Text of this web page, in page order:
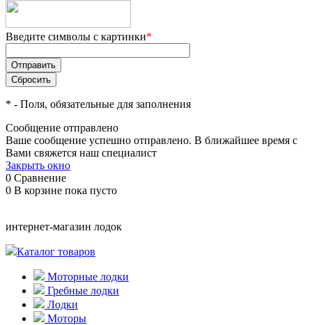
Введите символы с картинки*
* - Поля, обязательные для заполнения
Сообщение отправлено
Ваше сообщение успешно отправлено. В ближайшее время с
Вами свяжется наш специалист
Закрыть окно
0 Сравнение
0 В корзине пока пусто
интернет-магазин лодок
Каталог товаров
Моторные лодки
Гребные лодки
Лодки
Моторы